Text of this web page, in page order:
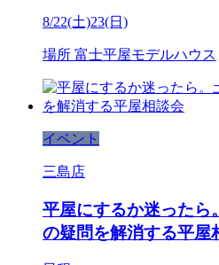
8/22(土)23(日)
場所 富士平屋モデルハウス
イベント
三島店
平屋にするか迷ったら
の疑問を解消する平屋